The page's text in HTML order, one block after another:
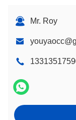
Mr. Roy